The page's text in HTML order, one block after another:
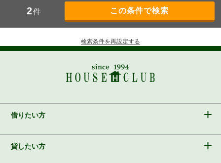
2件
検索条件を再設定する
借りたい方
貸したい方